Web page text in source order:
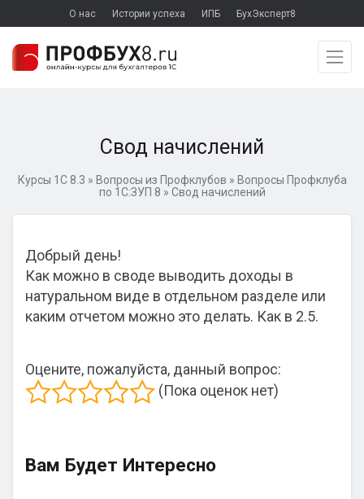
О нас Истории успеха ИПБ БухЭксперт8
Свод начислений
Курсы 1С 8.3 » Вопросы из Профклубов » Вопросы Профклуба
по 1С:ЗУП 8 » Свод начислений
Добрый день!
Как можно в своде выводить доходы в
натуральном виде в отдельном разделе или
каким отчетом можно это делать. Как в 2.5.
Оцените, пожалуйста, данный вопрос:
(Пока оценок нет)
Вам Будет Интересно